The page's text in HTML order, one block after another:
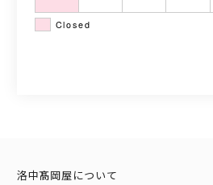
Closed
洛中髙岡屋について